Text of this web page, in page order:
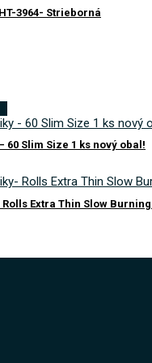
3964- Strieborná
60 Slim Size 1 ks nový obal!
Extra Thin Slow Burning